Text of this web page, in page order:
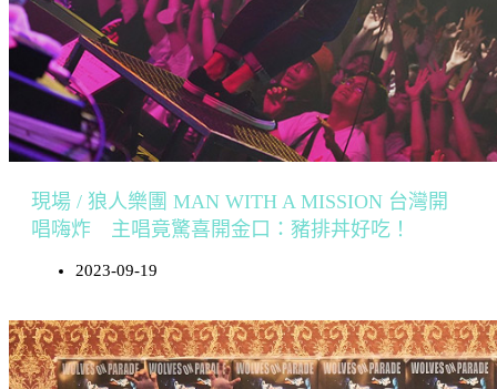
現場 / 狼人樂團 MAN WITH A MISSION 台灣開
唱嗨炸 主唱竟驚喜開金口：豬排丼好吃！
2023-09-19